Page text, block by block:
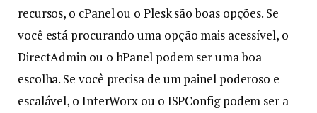
recursos, o cPanel ou o Plesk são boas opções. Se
você está procurando uma opção mais acessível, o
DirectAdmin ou o hPanel podem ser uma boa
escolha. Se você precisa de um painel poderoso e
escalável, o InterWorx ou o ISPConfig podem ser a